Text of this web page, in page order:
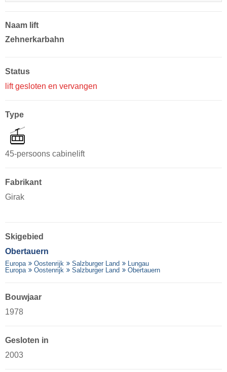
Naam lift
Zehnerkarbahn
Status
lift gesloten en vervangen
Type
45-persoons cabinelift
Fabrikant
Girak
Skigebied
Obertauern
Europa Oostenrijk Salzburger Land
Lungau
Europa
Oostenrijk Salzburger Land Obertauern
Bouwjaar
1978
Gesloten in
2003